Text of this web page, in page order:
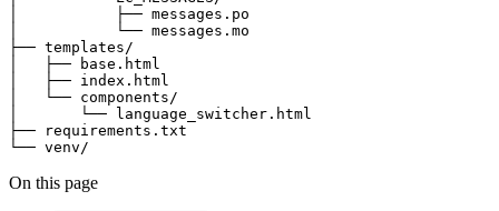
│           ├── messages.po
│           └── messages.mo
├── templates/
│   ├── base.html
│   ├── index.html
│   └── components/
│       └── language_switcher.html
├── requirements.txt
└── venv/
On this page